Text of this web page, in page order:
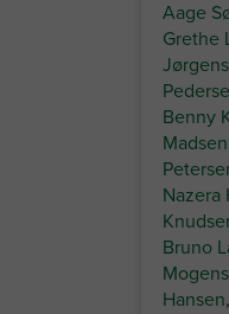
Aage
Grethe
Benny
Madsen
Nazera
Bruno
Hansen,